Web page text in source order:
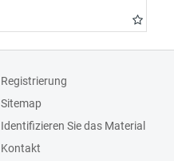
Registrierung
Sitemap
Identifizieren Sie das Material
Kontakt